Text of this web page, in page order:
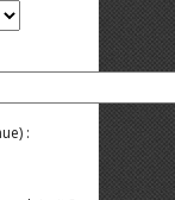
: